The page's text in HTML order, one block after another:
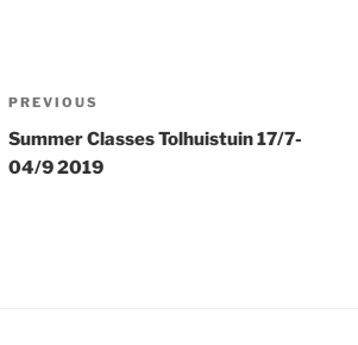
Post
navigation
Previous
Post
PREVIOUS
Summer Classes Tolhuistuin 17/7-
04/9 2019